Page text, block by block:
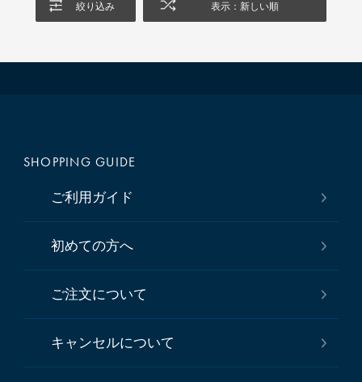
絞り込み 表示：新しい順
SHOPPING GUIDE
ご利用ガイド
初めての方へ
ご注文について
キャンセルについて